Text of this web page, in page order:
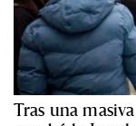
Tras una